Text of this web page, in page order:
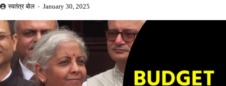
स्वतंत्र बोल January 30, 2025